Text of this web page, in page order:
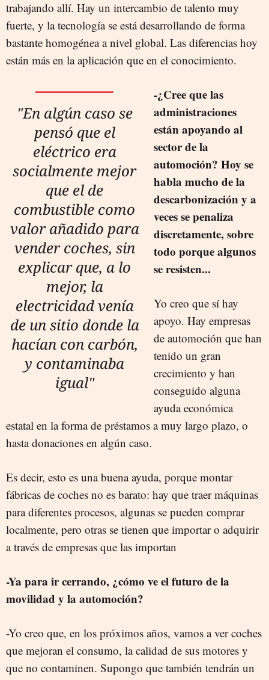
trabajando allí. Hay un intercambio de talento muy
fuerte, y la tecnología se está desarrollando de forma
bastante homogénea a nivel global. Las diferencias hoy
están más en la aplicación que en el conocimiento.
"En algún caso se
pensó que el
eléctrico era
socialmente mejor
que el de
combustible como
valor añadido para
vender coches, sin
explicar que, a lo
mejor, la
electricidad venía
de un sitio donde la
hacían con carbón,
y contaminaba
igual"
-¿Cree que las
administraciones
están apoyando al
sector de la
automoción? Hoy se
habla mucho de la
descarbonización y a
veces se penaliza
discretamente, sobre
todo porque algunos
se resisten...
Yo creo que sí hay
apoyo. Hay empresas
de automoción que han
tenido un gran
crecimiento y han
conseguido alguna
ayuda económica
estatal en la forma de préstamos a muy largo plazo, o
hasta donaciones en algún caso.
Es decir, esto es una buena ayuda, porque montar
fábricas de coches no es barato: hay que traer máquinas
para diferentes procesos, algunas se pueden comprar
localmente, pero otras se tienen que importar o adquirir
a través de empresas que las importan
-Ya para ir cerrando, ¿cómo ve el futuro de la
movilidad y la automoción?
-Yo creo que, en los próximos años, vamos a ver coches
que mejoran el consumo, la calidad de sus motores y
que no contaminen. Supongo que también tendrán un